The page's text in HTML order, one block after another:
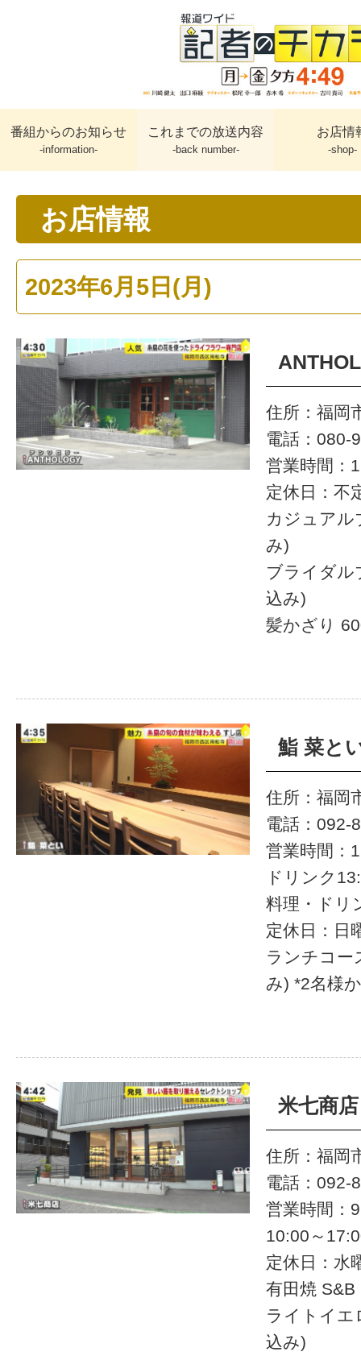
番組からのお知らせ
-information-
これまでの放送内容
-back number-
お店情
-shop-
お店情報
2023年6月5日(月)
住所：福岡
電話：080-
営業時間：
定休日：不
カジュアル
み)
ブライダル
込み)
髪かざり
鮨 菜と
住所：福岡
電話：092-
営業時間：
ドリンク
料理・ドリ
定休日：日
ランチコー
み) *2名様
米七商店
住所：福岡
電話：092-
営業時間：
10:00～
定休日：水
有田焼
ライトイエ
込み)